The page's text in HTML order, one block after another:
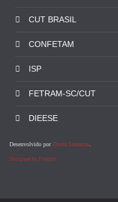
CUT BRASIL
CONFETAM
ISP
FETRAM-SC/CUT
DIEESE
Desenvolvido porDireta Sistemas
Designed by Freepik